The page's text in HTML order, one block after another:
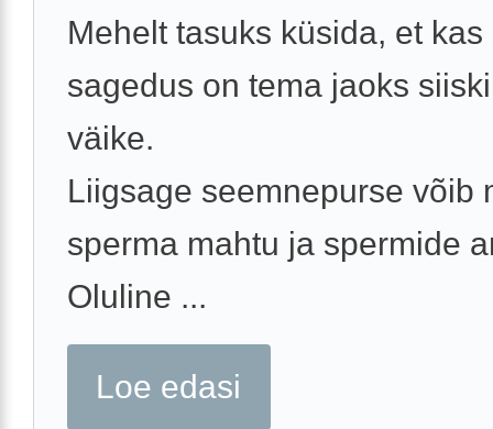
Mehelt tasuks küsida, et kas
sagedus on tema jaoks
väike.
Liigsage seemnepurse võib
sperma mahtu ja spermide
Oluline ...
Loe edasi